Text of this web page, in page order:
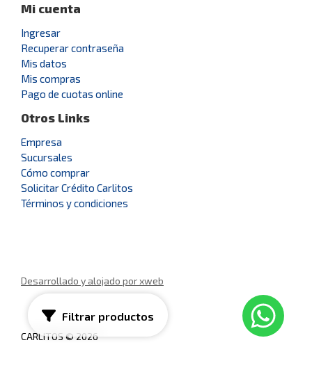
Filtrar productos
Mi cuenta
Ingresar
Recuperar contraseña
Mis datos
Mis compras
Pago de cuotas online
Otros Links
Empresa
Sucursales
Cómo comprar
Solicitar Crédito Carlitos
Términos y condiciones
Desarrollado y alojado por xweb
CARLITOS © 2026